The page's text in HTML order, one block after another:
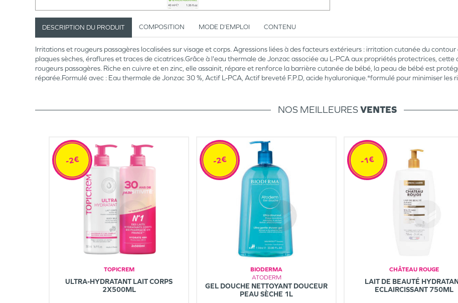
DESCRIPTION DU PRODUIT COMPOSITION MODE D’EMPLOI CONTENU
Irritations et rougeurs passagères localisées sur visage et corps. Agressions liées à des facteurs extérieurs : irritation cutanée du
plaques sèches, éraflures et traces de cicatrices.Grâce à l'eau thermale de Jonzac associée au L-PCA aux propriétés protectrices,
rougeurs passagères. Riche en cuivre et en zinc, elle assainit, répare et renforce la barrière cutanée de bébé, la peau de bébé est
réparée.Formulé avec : Eau thermale de Jonzac 30 %, Actif L-PCA, Actif breveté F.P.D, acide hyaluronique.*formulé pour minimiser les
NOS MEILLEURESVENTES
TOPICREM
ULTRA-HYDRATANT LAIT CORPS
2X500ML
-2€
BIODERMA
ATODERM
GEL DOUCHE NETTOYANT DOUCEUR
PEAU SÈCHE 1L
-2€
CHÂTEAU ROUGE
LAIT DE BEAUTÉ
ECLAIRCISSANT 750ML
-1€